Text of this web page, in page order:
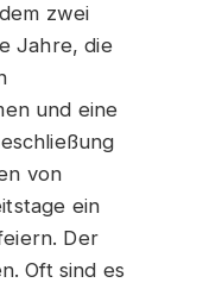
zwei
Jahre, die
und eine
von
ein
Der
Oft sind es